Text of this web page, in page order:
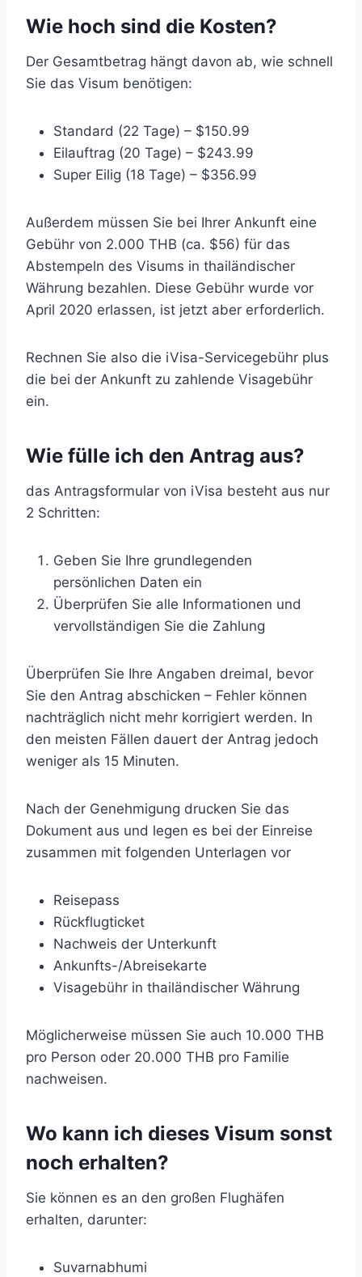
Wie hoch sind die Kosten?
Der Gesamtbetrag hängt davon ab, wie schnell
Sie das Visum benötigen:
Standard (22 Tage) – $150.99
Eilauftrag (20 Tage) – $243.99
Super Eilig (18 Tage) – $356.99
Außerdem müssen Sie bei Ihrer Ankunft eine
Gebühr von 2.000 THB (ca. $56) für das
Abstempeln des Visums in thailändischer
Währung bezahlen. Diese Gebühr wurde vor
April 2020 erlassen, ist jetzt aber erforderlich.
Rechnen Sie also die iVisa-Servicegebühr plus
die bei der Ankunft zu zahlende Visagebühr
ein.
Wie fülle ich den Antrag aus?
das Antragsformular von iVisa besteht aus nur
2 Schritten:
Geben Sie Ihre grundlegenden
persönlichen Daten ein
Überprüfen Sie alle Informationen und
vervollständigen Sie die Zahlung
Überprüfen Sie Ihre Angaben dreimal, bevor
Sie den Antrag abschicken – Fehler können
nachträglich nicht mehr korrigiert werden. In
den meisten Fällen dauert der Antrag jedoch
weniger als 15 Minuten.
Nach der Genehmigung drucken Sie das
Dokument aus und legen es bei der Einreise
zusammen mit folgenden Unterlagen vor
Reisepass
Rückflugticket
Nachweis der Unterkunft
Ankunfts-/Abreisekarte
Visagebühr in thailändischer Währung
Möglicherweise müssen Sie auch 10.000 THB
pro Person oder 20.000 THB pro Familie
nachweisen.
Wo kann ich dieses Visum sonst
noch erhalten?
Sie können es an den großen Flughäfen
erhalten, darunter:
Suvarnabhumi